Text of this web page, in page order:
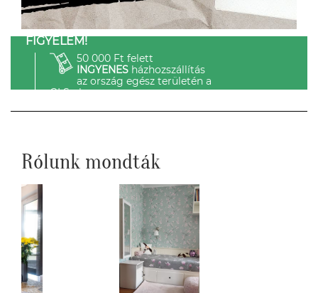
FIGYELEM!
50 000 Ft felett
INGYENESházhozszállítás
az ország egész területén a
GLS-el.
Rólunk mondták